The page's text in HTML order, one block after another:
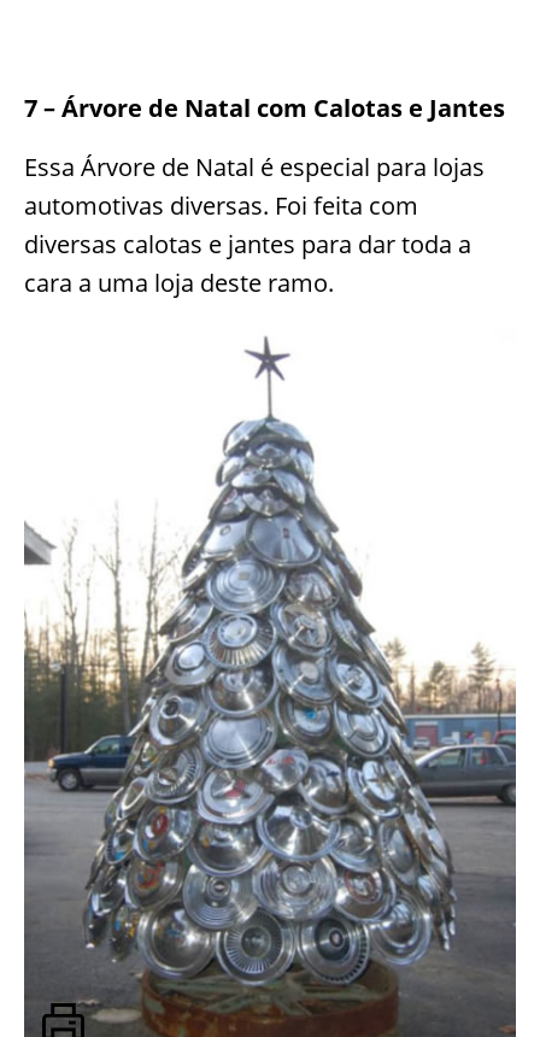
7 – Árvore de Natal com Calotas e Jantes
Essa Árvore de Natal é especial para lojas
automotivas diversas. Foi feita com
diversas calotas e jantes para dar toda a
cara a uma loja deste ramo.